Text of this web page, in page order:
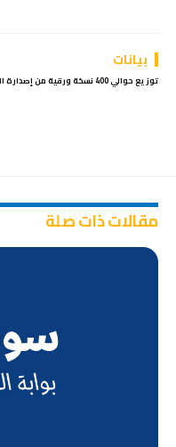
بيانات
توزيع حوالي 400 نسخة ورقية من إصدارة الخلاص بالقضارف
مقالات ذات صلة